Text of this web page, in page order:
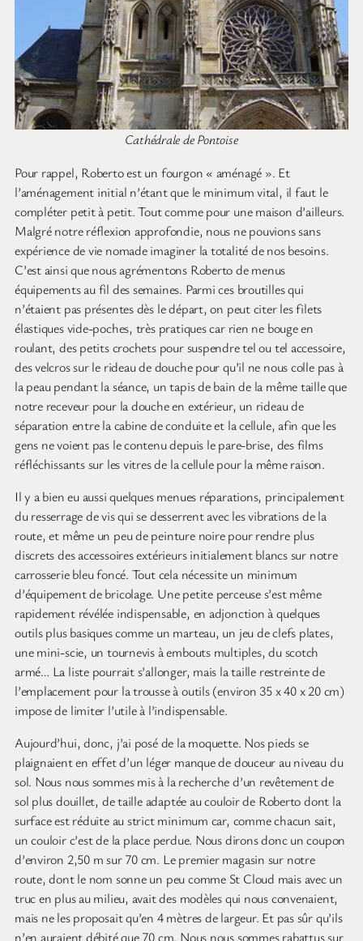
Cathédrale de Pontoise
Pour rappel, Roberto est un fourgon « aménagé ». Et
l’aménagement initial n’étant que le minimum vital, il faut le
compléter petit à petit. Tout comme pour une maison d’ailleurs.
Malgré notre réflexion approfondie, nous ne pouvions sans
expérience de vie nomade imaginer la totalité de nos besoins.
C’est ainsi que nous agrémentons Roberto de menus
équipements au fil des semaines. Parmi ces broutilles qui
n’étaient pas présentes dès le départ, on peut citer les filets
élastiques vide-poches, très pratiques car rien ne bouge en
roulant, des petits crochets pour suspendre tel ou tel accessoire,
des velcros sur le rideau de douche pour qu’il ne nous colle pas à
la peau pendant la séance, un tapis de bain de la même taille que
notre receveur pour la douche en extérieur, un rideau de
séparation entre la cabine de conduite et la cellule, afin que les
gens ne voient pas le contenu depuis le pare-brise, des films
réfléchissants sur les vitres de la cellule pour la même raison.
Il y a bien eu aussi quelques menues réparations, principalement
du resserrage de vis qui se desserrent avec les vibrations de la
route, et même un peu de peinture noire pour rendre plus
discrets des accessoires extérieurs initialement blancs sur notre
carrosserie bleu foncé. Tout cela nécessite un minimum
d’équipement de bricolage. Une petite perceuse s’est même
rapidement révélée indispensable, en adjonction à quelques
outils plus basiques comme un marteau, un jeu de clefs plates,
une mini-scie, un tournevis à embouts multiples, du scotch
armé… La liste pourrait s’allonger, mais la taille restreinte de
l’emplacement pour la trousse à outils (environ 35 x 40 x 20 cm)
impose de limiter l’utile à l’indispensable.
Aujourd’hui, donc, j’ai posé de la moquette. Nos pieds se
plaignaient en effet d’un léger manque de douceur au niveau du
sol. Nous nous sommes mis à la recherche d’un revêtement de
sol plus douillet, de taille adaptée au couloir de Roberto dont la
surface est réduite au strict minimum car, comme chacun sait,
un couloir c’est de la place perdue. Nous dirons donc un coupon
d’environ 2,50 m sur 70 cm. Le premier magasin sur notre
route, dont le nom sonne un peu comme St Cloud mais avec un
truc en plus au milieu, avait des modèles qui nous convenaient,
mais ne les proposait qu’en 4 mètres de largeur. Et pas sûr qu’ils
n’en auraient débité que 70 cm. Nous nous sommes rabattus sur